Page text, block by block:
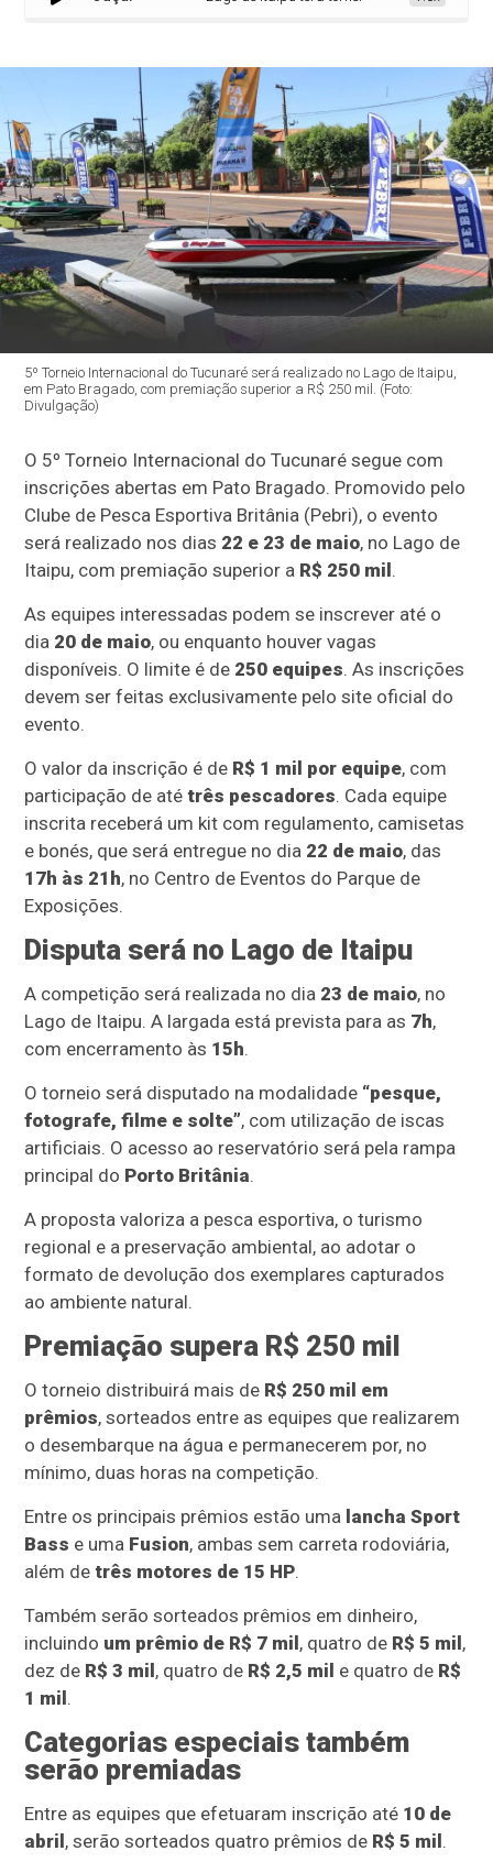
5º Torneio Internacional do Tucunaré será realizado no Lago de Itaipu,
em Pato Bragado, com premiação superior a R$ 250 mil. (Foto:
Divulgação)
O 5º Torneio Internacional do Tucunaré segue com
inscrições abertas em Pato Bragado. Promovido pelo
Clube de Pesca Esportiva Britânia (Pebri), o evento
será realizado nos dias 22 e 23 de maio, no Lago de
Itaipu, com premiação superior a R$ 250 mil .
As equipes interessadas podem se inscrever até o
dia 20 de maio, ou enquanto houver vagas
disponíveis. O limite é de 250 equipes. As inscrições
devem ser feitas exclusivamente pelo site oficial do
evento.
O valor da inscrição é de R$ 1 mil por equipe, com
participação de atétrês pescadores. Cada equipe
inscrita receberá um kit com regulamento, camisetas
e bonés, que será entregue no dia 22 de maio, das
17h às 21h, no Centro de Eventos do Parque de
Exposições.
Disputa será no Lago de Itaipu
A competição será realizada no dia 23 de maio, no
Lago de Itaipu. A largada está prevista para as 7h,
com encerramento às 15h.
O torneio será disputado na modalidade “pesque,
fotografe, filme e solte”, com utilização de iscas
artificiais. O acesso ao reservatório será pela rampa
principal do Porto Britânia.
A proposta valoriza a pesca esportiva, o turismo
regional e a preservação ambiental, ao adotar o
formato de devolução dos exemplares capturados
ao ambiente natural.
Premiação supera R$ 250 mil
O torneio distribuirá mais de R$ 250 mil em
prêmios, sorteados entre as equipes que realizarem
o desembarque na água e permanecerem por, no
mínimo, duas horas na competição.
Entre os principais prêmios estão uma lancha Sport
Bass e uma Fusion, ambas sem carreta rodoviária,
além detrês motores de 15 HP.
Também serão sorteados prêmios em dinheiro,
incluindo um prêmio de R$ 7 mil , quatro de R$ 5 mil ,
dez de R$ 3 mil , quatro de R$ 2,5 mil e quatro de R$
1 mil .
Categorias especiais também
serão premiadas
Entre as equipes que efetuaram inscrição até 10 de
abril , serão sorteados quatro prêmios de R$ 5 mil .